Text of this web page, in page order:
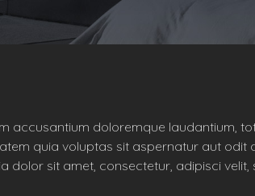
accusantium doloremque laudantium,
quia voluptas sit aspernatur aut
dolor sit amet, consectetur, adipisci